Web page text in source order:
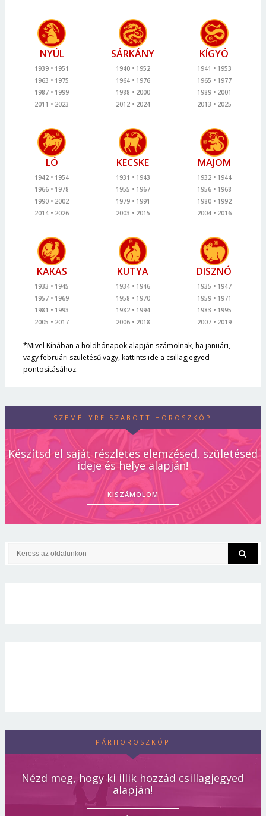
NYÚL
1939
1951
1963
1975
1987
1999
2011
2023
SÁRKÁNY
1940
1952
1964
1976
1988
2000
2012
2024
KÍGYÓ
1941
1953
1965
1977
1989
2001
2013
2025
LÓ
1942
1954
1966
1978
1990
2002
2014
2026
KECSKE
1931
1943
1955
1967
1979
1991
2003
2015
MAJOM
1932
1944
1956
1968
1980
1992
2004
2016
KAKAS
1933
1945
1957
1969
1981
1993
2005
2017
KUTYA
1934
1946
1958
1970
1982
1994
2006
2018
DISZNÓ
1935
1947
1959
1971
1983
1995
2007
2019
*Mivel Kínában a holdhónapok alapján számolnak, ha januári,
vagy februári születésű vagy, kattints ide a csillagjegyed
pontosításához.
SZEMÉLYRE SZABOTT HOROSZKÓP
Készítsd el saját részletes elemzésed, születésed
ideje és helye alapján!
KISZÁMOLOM
PÁRHOROSZKÓP
Nézd meg, hogy ki illik hozzád csillagjegyed
alapján!